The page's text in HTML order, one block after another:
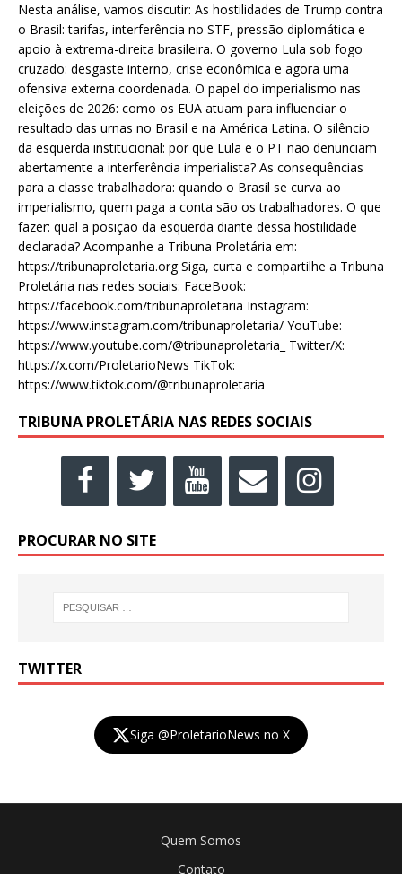
Nesta análise, vamos discutir: As hostilidades de Trump contra
o Brasil: tarifas, interferência no STF, pressão diplomática e
apoio à extrema-direita brasileira. O governo Lula sob fogo
cruzado: desgaste interno, crise econômica e agora uma
ofensiva externa coordenada. O papel do imperialismo nas
eleições de 2026: como os EUA atuam para influenciar o
resultado das urnas no Brasil e na América Latina. O silêncio
da esquerda institucional: por que Lula e o PT não denunciam
abertamente a interferência imperialista? As consequências
para a classe trabalhadora: quando o Brasil se curva ao
imperialismo, quem paga a conta são os trabalhadores. O que
fazer: qual a posição da esquerda diante dessa hostilidade
declarada? Acompanhe a Tribuna Proletária em:
https://tribunaproletaria.org Siga, curta e compartilhe a Tribuna
Proletária nas redes sociais: FaceBook:
https://facebook.com/tribunaproletaria Instagram:
https://www.instagram.com/tribunaproletaria/ YouTube:
https://www.youtube.com/@tribunaproletaria_ Twitter/X:
https://x.com/ProletarioNews TikTok:
https://www.tiktok.com/@tribunaproletaria
TRIBUNA PROLETÁRIA NAS REDES SOCIAIS
PROCURAR NO SITE
TWITTER
Siga @ProletarioNews no X
Quem Somos
Contato